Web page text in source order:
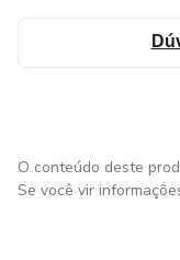
O conteúdo deste
Se você vir